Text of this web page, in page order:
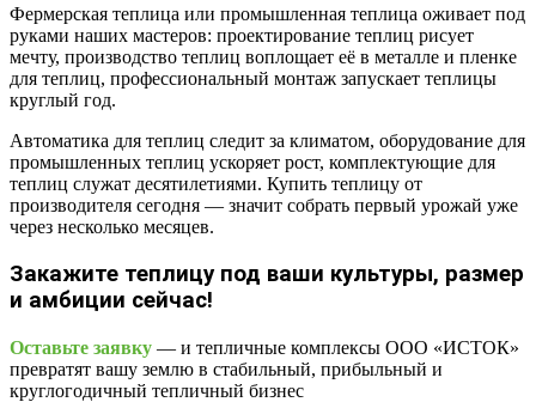
Фермерская теплица или промышленная теплица оживает под
руками наших мастеров: проектирование теплиц рисует
мечту, производство теплиц воплощает её в металле и пленке
для теплиц, профессиональный монтаж запускает теплицы
круглый год.
Автоматика для теплиц следит за климатом, оборудование для
промышленных теплиц ускоряет рост, комплектующие для
теплиц служат десятилетиями. Купить теплицу от
производителя сегодня — значит собрать первый урожай уже
через несколько месяцев.
Закажите теплицу под ваши культуры, размер
и амбиции сейчас!
Оставьте заявку — и тепличные комплексы ООО «ИСТОК»
превратят вашу землю в стабильный, прибыльный и
круглогодичный тепличный бизнес